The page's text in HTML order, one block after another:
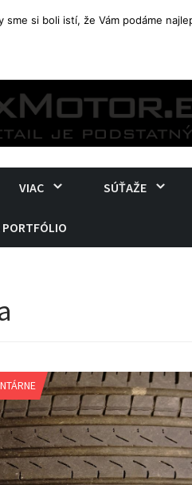
VIAC SÚŤAŽE
PORTFÓLIO
sme si boli istí, že Vám podáme